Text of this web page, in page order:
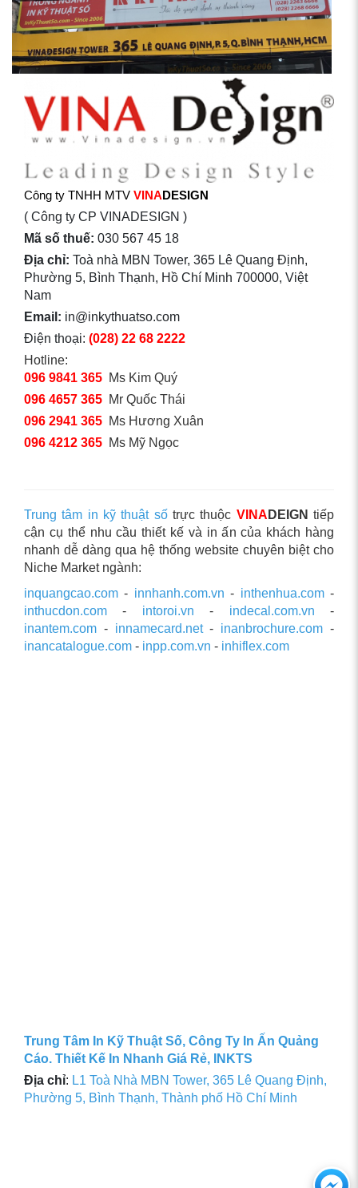
Công ty TNHH MTV VINADESIGN
( Công ty CP VINADESIGN )
Mã số thuế: 030 567 45 18
Địa chỉ: Toà nhà MBN Tower, 365 Lê Quang Định,
Phường 5, Bình Thạnh, Hồ Chí Minh 700000, Việt
Nam
Email: in@inkythuatso.com
Điện thoại: (028) 22 68 2222
Hotline:
096 9841 365 Ms Kim Quý
096 4657 365 Mr Quốc Thái
096 2941 365 Ms Hương Xuân
096 4212 365 Ms Mỹ Ngọc
Trung tâm in kỹ thuật sốtrực thuộc VINA DEIGN tiếp
cận cụ thể nhu cầu thiết kế và in ấn của khách hàng
nhanh dễ dàng qua hệ thống website chuyên biệt cho
Niche Market ngành:
inquangcao.com - innhanh.com.vn - inthenhua.com-
inthucdon.com - intoroi.vn - indecal.com.vn -
inantem.com - innamecard.net- inanbrochure.com -
inancatalogue.com - inpp.com.vn - inhiflex.com
Trung Tâm In Kỹ Thuật Số, Công Ty In Ấn Quảng
Cáo. Thiết Kế In Nhanh Giá Rẻ, INKTS
Địa chỉ: L1 Toà Nhà MBN Tower, 365 Lê Quang Định,
Phường 5, Bình Thạnh, Thành phố Hồ Chí Minh